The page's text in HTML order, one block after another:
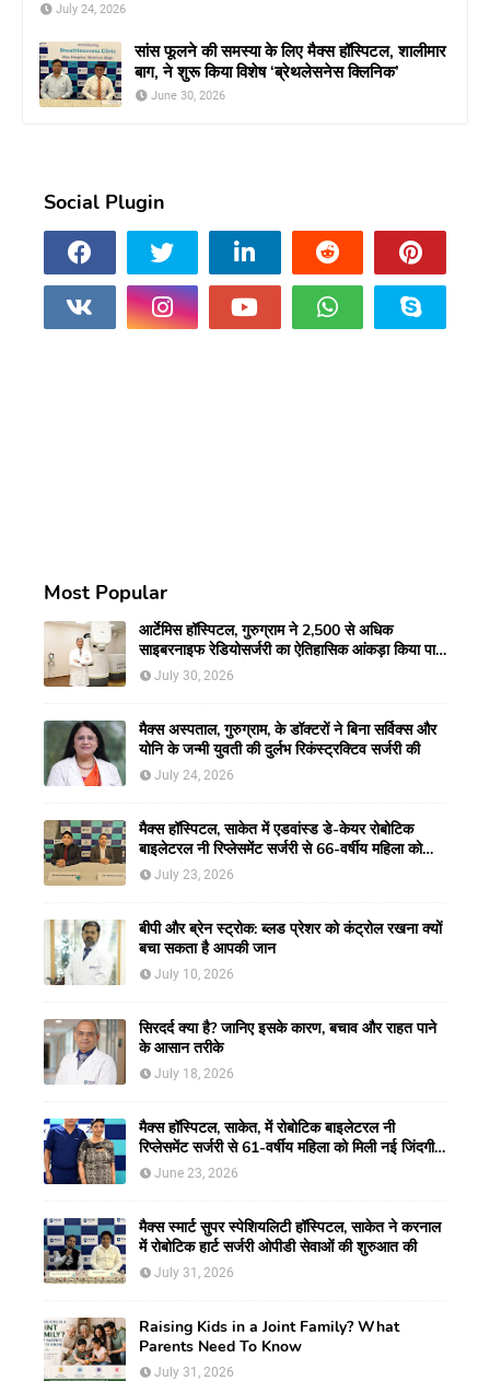
July 24, 2026
सांस फूलने की समस्या के लिए मैक्स हॉस्पिटल, शालीमार
बाग, ने शुरू किया विशेष ‘ब्रेथलेसनेस क्लिनिक’
June 30, 2026
Social Plugin
Most Popular
आर्टेमिस हॉस्पिटल, गुरुग्राम ने 2,500 से अधिक
साइबरनाइफ रेडियोसर्जरी का ऐतिहासिक आंकड़ा किया पार,
प्रिसिशन ट्रीटमेंट में मजबूत की अपनी अग्रणी पहचान
July 30, 2026
मैक्स अस्पताल, गुरुग्राम, के डॉक्टरों ने बिना सर्विक्स और
योनि के जन्मी युवती की दुर्लभ रिकंस्ट्रक्टिव सर्जरी की
July 24, 2026
मैक्स हॉस्पिटल, साकेत में एडवांस्ड डे-केयर रोबोटिक
बाइलेटरल नी रिप्लेसमेंट सर्जरी से 66-वर्षीय महिला को
मिली नई गतिशीलता
July 23, 2026
बीपी और ब्रेन स्ट्रोक: ब्लड प्रेशर को कंट्रोल रखना क्यों
बचा सकता है आपकी जान
July 10, 2026
सिरदर्द क्या है? जानिए इसके कारण, बचाव और राहत पाने
के आसान तरीके
July 18, 2026
मैक्स हॉस्पिटल, साकेत, में रोबोटिक बाइलेटरल नी
रिप्लेसमेंट सर्जरी से 61-वर्षीय महिला को मिली नई जिंदगी,
हुआ सेम-डे डिस्चार्ज
June 23, 2026
मैक्स स्मार्ट सुपर स्पेशियलिटी हॉस्पिटल, साकेत ने करनाल
में रोबोटिक हार्ट सर्जरी ओपीडी सेवाओं की शुरुआत की
July 31, 2026
Raising Kids in a Joint Family? What
Parents Need To Know
July 31, 2026